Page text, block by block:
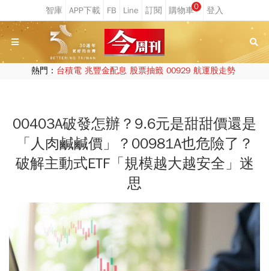
0
熱門： 台積電 兆豐金配息 股票抽籤 00929 航運股走勢
00403A破發怎辦？9.6元是甜甜價還是
「人肉鹹鹹價」？00981A也危險了？
破解主動式ETF「規模越大越安全」迷
思